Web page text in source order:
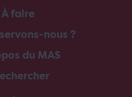
À faire
nous ?
du MAS